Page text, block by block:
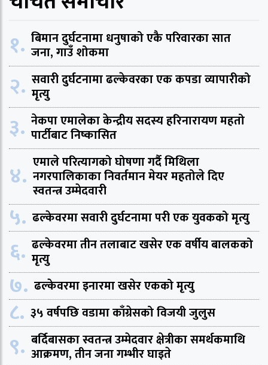
१. बिमान दुर्घटनामा धनुषाको एकै परिवारका सात
जना, गाउँ शोकमा
२. सवारी दुर्घटनामा ढल्केवरका एक कपडा व्यापारीको
मृत्यु
३. नेकपा एमालेका केन्द्रीय सदस्य हरिनारायण महतो
पार्टीबाट निष्कासित
४. एमाले परित्यागको घोषणा गर्दै मिथिला
नगरपालिकाका निवर्तमान मेयर महतोले दिए
स्वतन्त्र उम्मेदवारी
५. ढल्केवरमा सवारी दुर्घटनामा परी एक युवकको मृत्यु
६. ढल्केवरमा तीन तलाबाट खसेर एक वर्षीय बालकको
मृत्यु
७. ढल्केवरमा इनारमा खसेर एकको मृत्यु
८. ३५ वर्षपछि वडामा काँग्रेसको विजयी जुलुस
९. बर्दिबासका स्वतन्त्र उम्मेदवार क्षेत्रीका समर्थकमाथि
आक्रमण, तीन जना गम्भीर घाइते